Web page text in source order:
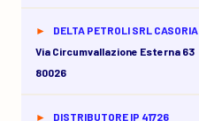
DELTA PETROLI SRL CASORIA
Via Circumvallazione Esterna 63
80026
DISTRIBUTORE IP 41726